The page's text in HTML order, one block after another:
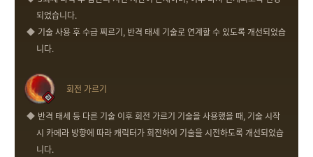
되었습니다.
기술 사용 후 수급 찌르기, 반격 태세 기술로 연계할 수 있도록 개선되었습
니다.
회전 가르기
반격 태세 등 다른 기술 이후 회전 가르기 기술을 사용했을 때, 기술 시작
시 카메라 방향에 따라 캐릭터가 회전하여 기술을 시전하도록 개선되었습
니다.